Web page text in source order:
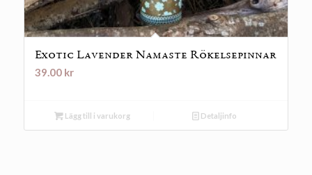
Exotic Lavender Namaste Rökelsepinnar
39.00 kr
Lägg till i varukorg Detaljinfo